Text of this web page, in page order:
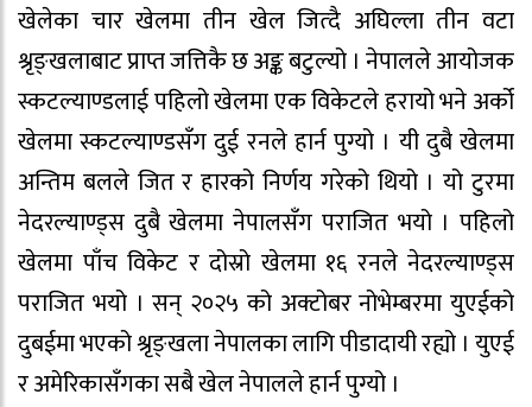
खेलेका चार खेलमा तीन खेल जित्दै अघिल्ला तीन वटा
श्रृङ्खलाबाट प्राप्त जत्तिकै छ अङ्क बटुल्यो । नेपालले आयोजक
स्कटल्याण्डलाई पहिलो खेलमा एक विकेटले हरायो भने अर्को
खेलमा स्कटल्याण्डसँग दुई रनले हार्न पुग्यो । यी दुबै खेलमा
अन्तिम बलले जित र हारको निर्णय गरेको थियो । यो टुरमा
नेदरल्याण्ड्स दुबै खेलमा नेपालसँग पराजित भयो । पहिलो
खेलमा पाँच विकेट र दोस्रो खेलमा १६ रनले नेदरल्याण्ड्स
पराजित भयो । सन् २०२५ को अक्टोबर नोभेम्बरमा युएईको
दुबईमा भएको श्रृङ्खला नेपालका लागि पीडादायी रह्यो । युएई
र अमेरिकासँगका सबै खेल नेपालले हार्न पुग्यो ।